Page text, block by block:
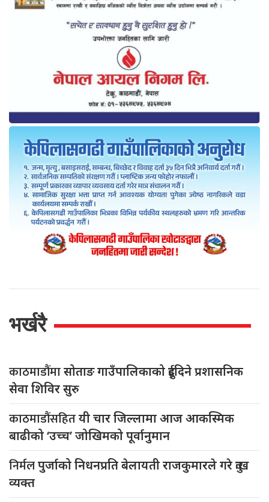
भर्खरै
काठमाडौंमासोताङ गाउँपालिकाको दुईदिने प्रशासनिक
सेवा शिविर सुरु
काठमाडौंसहितयी चार जिल्लामा आज आकस्मिक
बाढीको ‘उच्च’ जोखिमको पूर्वानुमान
निर्मलपुर्जाको निधनप्रति बेलायती राजकुमारले गरे दुःख
व्यक्त